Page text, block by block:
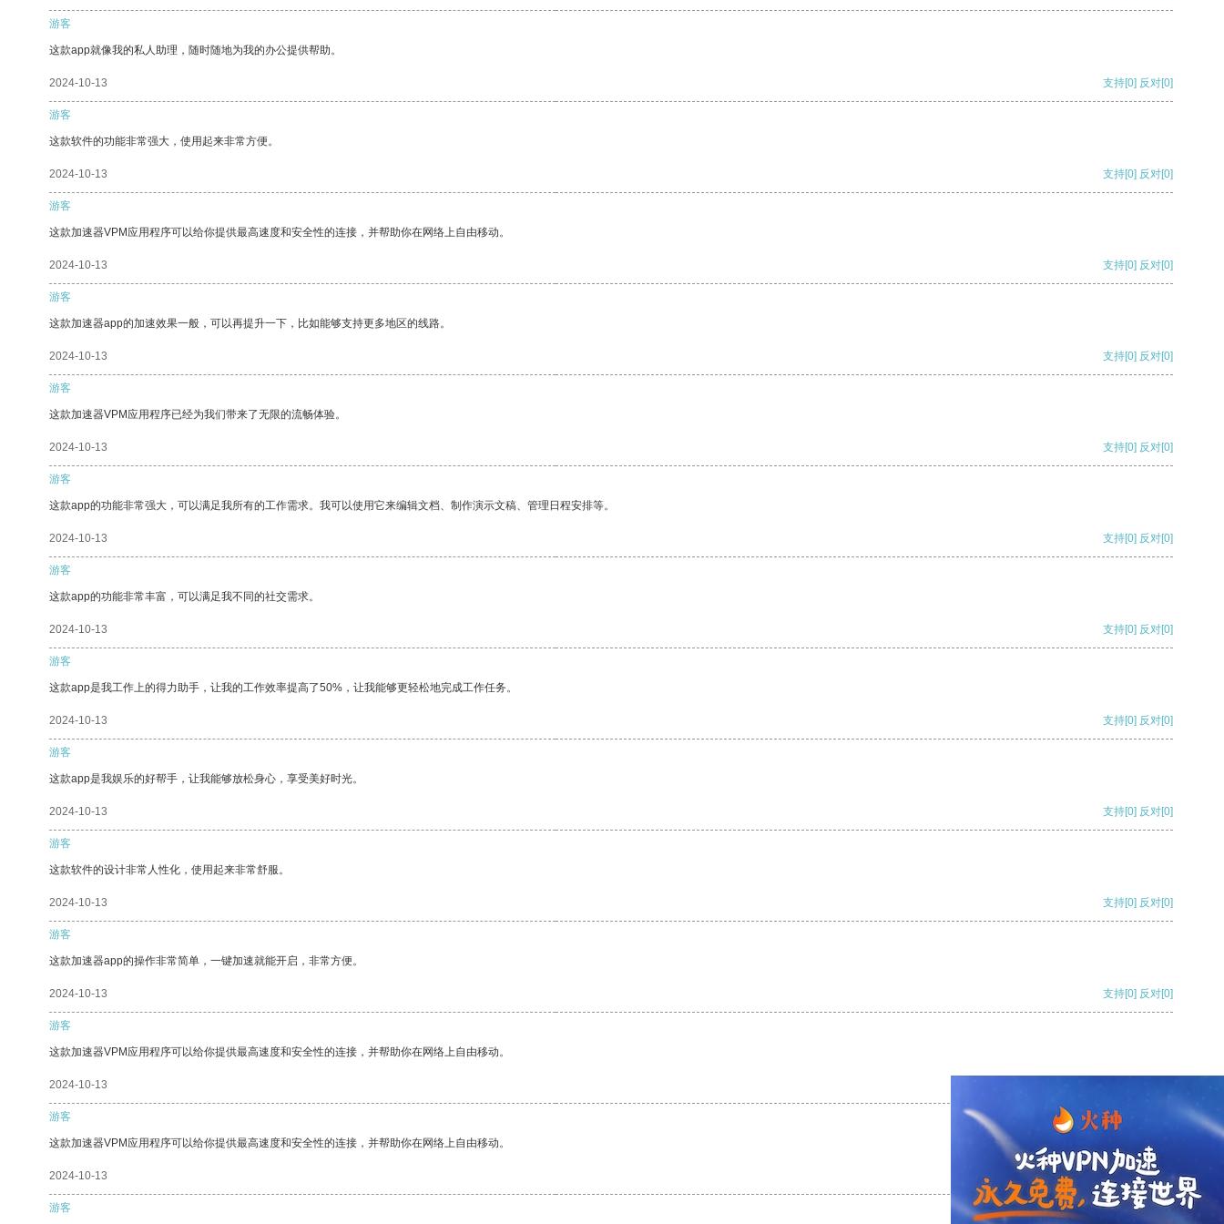
游客
这款app就像我的私人助理，随时随地为我的办公提供帮助。
2024-10-13 支持[0] 反对[0]
游客
这款软件的功能非常强大，使用起来非常方便。
2024-10-13 支持[0] 反对[0]
游客
这款加速器VPM应用程序可以给你提供最高速度和安全性的连接，并帮助你在网络上自由移动。
2024-10-13 支持[0] 反对[0]
游客
这款加速器app的加速效果一般，可以再提升一下，比如能够支持更多地区的线路。
2024-10-13 支持[0] 反对[0]
游客
这款加速器VPM应用程序已经为我们带来了无限的流畅体验。
2024-10-13 支持[0] 反对[0]
游客
这款app的功能非常强大，可以满足我所有的工作需求。我可以使用它来编辑文档、制作演示文稿、管理日程安排等。
2024-10-13 支持[0] 反对[0]
游客
这款app的功能非常丰富，可以满足我不同的社交需求。
2024-10-13 支持[0] 反对[0]
游客
这款app是我工作上的得力助手，让我的工作效率提高了50%，让我能够更轻松地完成工作任务。
2024-10-13 支持[0] 反对[0]
游客
这款app是我娱乐的好帮手，让我能够放松身心，享受美好时光。
2024-10-13 支持[0] 反对[0]
游客
这款软件的设计非常人性化，使用起来非常舒服。
2024-10-13 支持[0] 反对[0]
游客
这款加速器app的操作非常简单，一键加速就能开启，非常方便。
2024-10-13 支持[0] 反对[0]
游客
这款加速器VPM应用程序可以给你提供最高速度和安全性的连接，并帮助你在网络上自由移动。
2024-10-13
游客
这款加速器VPM应用程序可以给你提供最高速度和安全性的连接，并帮助你在网络上自由移动。
2024-10-13 支持 [0] 反对 [0]
游客